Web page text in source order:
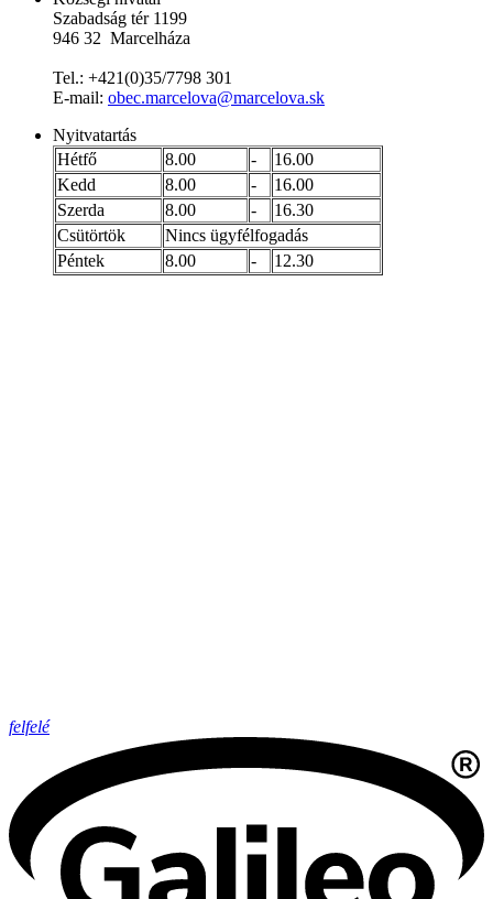
Szabadság tér 1199
946 32 Marcelháza
Tel.: +421(0)35/7798 301
E-mail: obec.marcelova@marcelova.sk
Nyitvatartás
Hétfő
8.00 -
16.00
Kedd
8.00 -
16.00
Szerda
8.00 -
16.30
Csütörtök
Nincs ügyfélfogadás
Péntek
8.00 - 12.30
felfelé